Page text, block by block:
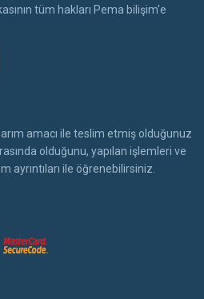
tüm hakları Pema bilişim'e
amacı ile teslim etmiş olduğunuz
olduğunu, yapılan işlemleri ve
ayrıntıları ile öğrenebilirsiniz.